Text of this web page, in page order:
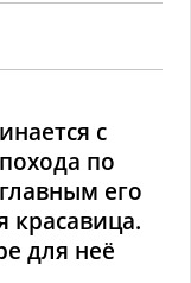
с
по
его
красавица.
для неё